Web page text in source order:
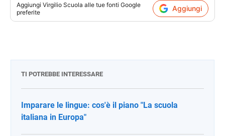
Aggiungi Virgilio Scuola alle tue fonti Google
preferite
Aggiungi
TI POTREBBE INTERESSARE
Imparare le lingue: cos'è il piano "La scuola
italiana in Europa"